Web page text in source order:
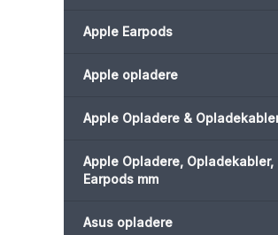
Apple Earpods
Apple opladere
Apple Opladere &
Apple Opladere, Opladekabler,
Earpods mm
Asus opladere